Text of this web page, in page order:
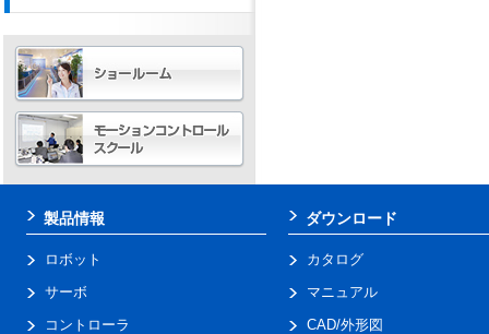
製品情報
ロボット
サーボ
コントローラ
ダウンロード
カタログ
マニュアル
CAD/外形図